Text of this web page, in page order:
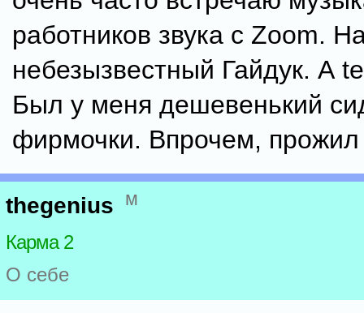
работников звука с Zoom.
небезызвестный Гайдук. А
Был у меня дешевенький
фирмочки. Впрочем, прожил
thegenius м
Карма 2
О себе